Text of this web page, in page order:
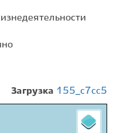
Загрузка 155_c7cc5